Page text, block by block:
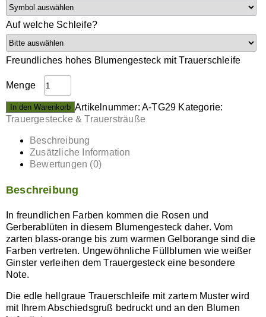
Auf welche Schleife?
Freundliches hohes Blumengesteck mit Trauerschleife
Menge
In den Warenkorb Artikelnummer: A-TG29 Kategorie:
Trauergestecke & Trauersträuße
Beschreibung
Zusätzliche Information
Bewertungen (0)
Beschreibung
In freundlichen Farben kommen die Rosen und
Gerberablüten in diesem Blumengesteck daher. Vom
zarten blass-orange bis zum warmen Gelborange sind die
Farben vertreten. Ungewöhnliche Füllblumen wie weißer
Ginster verleihen dem Trauergesteck eine besondere
Note.
Die edle hellgraue Trauerschleife mit zartem Muster wird
mit Ihrem Abschiedsgruß bedruckt und an den Blumen